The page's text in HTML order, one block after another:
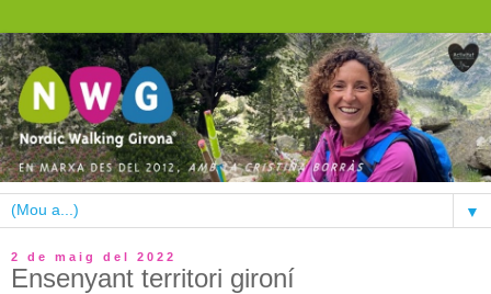
▼
2 de maig del 2022
Ensenyant territori gironí